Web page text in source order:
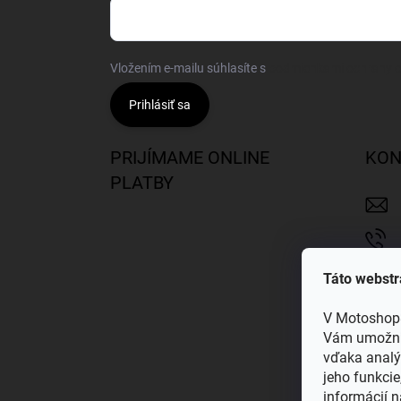
Táto
V
Vám
vďaka
jeho
informácií
Vložením e-mailu súhlasíte s
Prihlásiť sa
PRIJÍMAME ONLINE
PLATBY